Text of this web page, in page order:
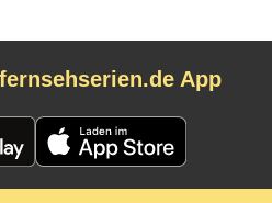
fernsehserien.de App